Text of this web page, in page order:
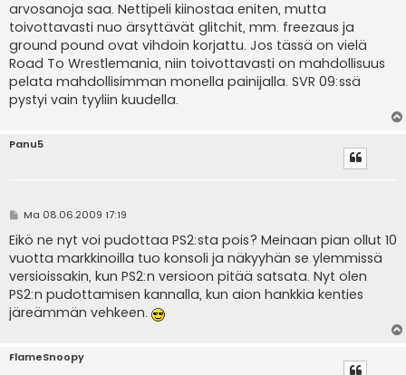
t
i
arvosanoja saa. Nettipeli kiinostaa eniten, mutta
toivottavasti nuo ärsyttävät glitchit, mm. freezaus ja
ground pound ovat vihdoin korjattu. Jos tässä on vielä
Road To Wrestlemania, niin toivottavasti on mahdollisuus
pelata mahdollisimman monella painijalla. SVR 09:ssä
pystyi vain tyyliin kuudella.
Panu5
V
e
s
t
i
Ma 08.06.2009 17:19
Eikö ne nyt voi pudottaa PS2:sta pois? Meinaan pian ollut 10
vuotta markkinoilla tuo konsoli ja näkyyhän se ylemmissä
versioissakin, kun PS2:n versioon pitää satsata. Nyt olen
PS2:n pudottamisen kannalla, kun aion hankkia kenties
järeämmän vehkeen.
FlameSnoopy